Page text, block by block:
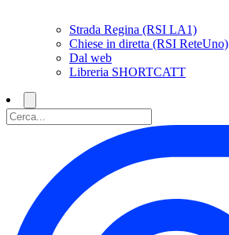
Strada Regina (RSI LA1)
Chiese in diretta (RSI ReteUno)
Dal web
Libreria SHORTCATT